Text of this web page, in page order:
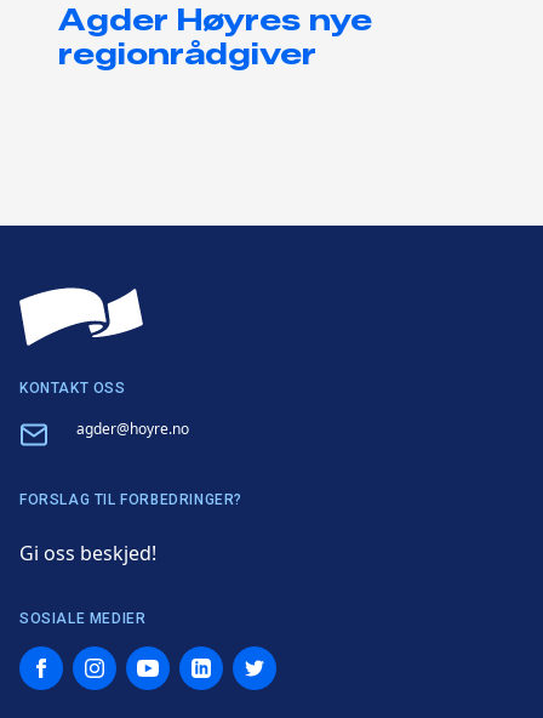
Agder Høyres nye
regionrådgiver
KONTAKT OSS
Email agder@hoyre.no
FORSLAG TIL FORBEDRINGER?
Gi oss beskjed!
SOSIALE MEDIER
FacebookInstagramYouTubeLinkedInTwitter